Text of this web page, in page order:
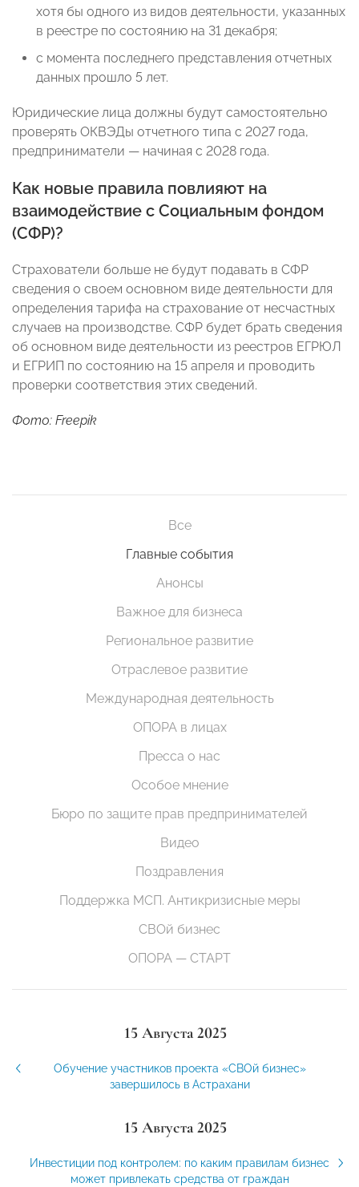
хотя бы одного из видов деятельности, указанных
в реестре по состоянию на 31 декабря;
с момента последнего представления отчетных
данных прошло 5 лет.
Юридические лица должны будут самостоятельно
проверять ОКВЭДы отчетного типа с 2027 года,
предприниматели — начиная с 2028 года.
Как новые правила повлияют на
взаимодействие с Социальным фондом
(СФР)?
Страхователи больше не будут подавать в СФР
сведения о своем основном виде деятельности для
определения тарифа на страхование от несчастных
случаев на производстве. СФР будет брать сведения
об основном виде деятельности из реестров ЕГРЮЛ
и ЕГРИП по состоянию на 15 апреля и проводить
проверки соответствия этих сведений.
Фото: Freepik
Все
Главные события
Анонсы
Важное для бизнеса
Региональное развитие
Отраслевое развитие
Международная деятельность
ОПОРА в лицах
Пресса о нас
Особое мнение
Бюро по защите прав предпринимателей
Видео
Поздравления
Поддержка МСП. Антикризисные меры
СВОй бизнес
ОПОРА — СТАРТ
15 Августа 2025
Обучение участников проекта «СВОй бизнес»
завершилось в Астрахани
15 Августа 2025
Инвестиции под контролем: по каким правилам бизнес
может привлекать средства от граждан